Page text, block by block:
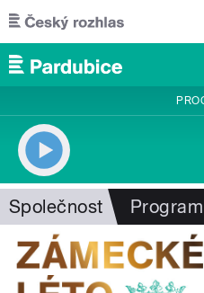
Přejít k hlavnímu obsahu
Společnost Program